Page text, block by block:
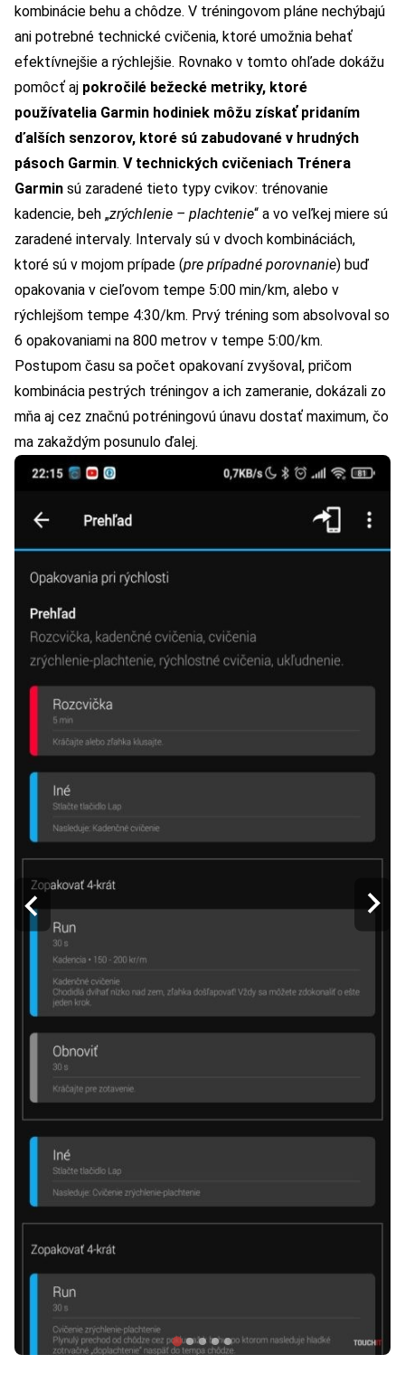
kombinácie behu a chôdze. V tréningovom pláne nechýbajú
ani potrebné technické cvičenia, ktoré umožnia behať
efektívnejšie a rýchlejšie. Rovnako v tomto ohľade dokážu
pomôcť aj pokročilé bežecké metriky, ktoré
používatelia Garmin hodiniek môžu získať pridaním
ďalších senzorov, ktoré sú zabudované v hrudných
pásoch Garmin. V technických cvičeniach Trénera
Garmin sú zaradené tieto typy cvikov: trénovanie
kadencie, beh „zrýchlenie – plachtenie“ a vo veľkej miere sú
zaradené intervaly. Intervaly sú v dvoch kombináciách,
ktoré sú v mojom prípade (pre prípadné porovnanie) buď
opakovania v cieľovom tempe 5:00 min/km, alebo v
rýchlejšom tempe 4:30/km. Prvý tréning som absolvoval so
6 opakovaniami na 800 metrov v tempe 5:00/km.
Postupom času sa počet opakovaní zvyšoval, pričom
kombinácia pestrých tréningov a ich zameranie, dokázali zo
mňa aj cez značnú potréningovú únavu dostať maximum, čo
ma zakaždým posunulo ďalej.